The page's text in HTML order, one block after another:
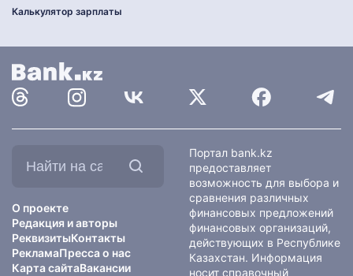
Калькулятор зарплаты
О проекте
Редакция и авторы
РеквизитыКонтакты
РекламаПресса о нас
Карта сайтаВакансии
Портал bank.kz
предоставляет
возможность для выбора и
сравнения различных
финансовых предложений
финансовых организаций,
действующих в Республике
Казахстан. Информация
носит справочный